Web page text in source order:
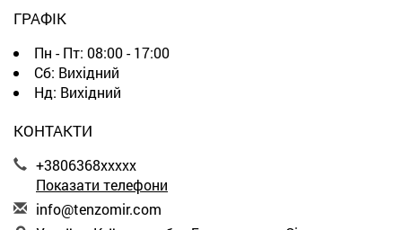
ГРАФІК
Пн - Пт: 08:00 - 17:00
Сб: Вихідний
Нд: Вихідний
КОНТАКТИ
+3806368xxxxx
Показати телефони
info@tenzomir.com